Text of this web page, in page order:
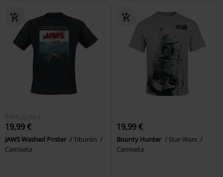
PVPR 22,90 €
19,99 €
JAWS Washed Poster
Tiburón
Camiseta
19,99 €
Bounty Hunter
Star Wars
Camiseta